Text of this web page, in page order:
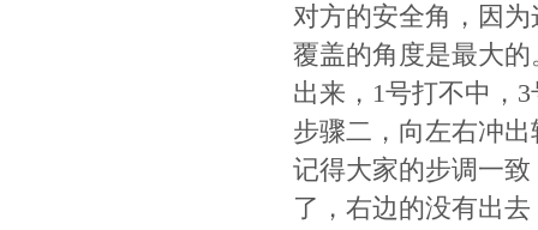
对方的安全角，因为
覆盖的角度是最大
出来，1号打不中，
步骤二，向左右冲出
记得大家的步调一
了，右边的没有出